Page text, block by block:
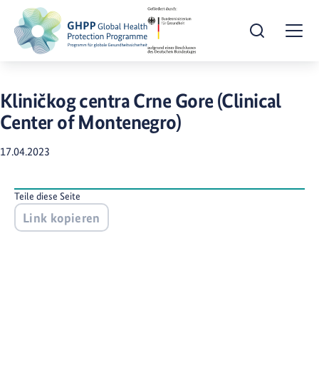
Suche öffnen
Kliničkog centra Crne Gore (Clinical
Center of Montenegro)
17.04.2023
Teile diese Seite
Link kopieren